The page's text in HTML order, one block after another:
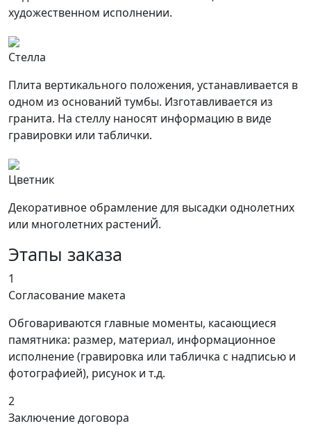
художественном исполнении.
Стелла
Плита вертикального положения, устанавливается в
одном из оснований тумбы. Изготавливается из
гранита. На стеллу наносят информацию в виде
гравировки или таблички.
Цветник
Декоративное обрамление для высадки однолетних
или многолетних растениЙ.
Этапы заказа
1
Согласование макета
Обговариваются главные моменты, касающиеся
памятника: размер, материал, информационное
исполнение (гравировка или табличка с надписью и
фотографией), рисунок и т.д.
2
Заключение договора